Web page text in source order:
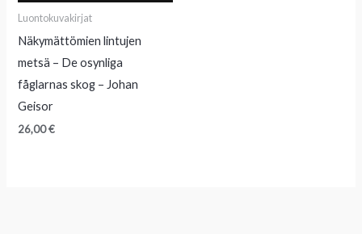
Luontokuvakirjat
Näkymättömien lintujen
metsä – De osynliga
fåglarnas skog – Johan
Geisor
26,00€